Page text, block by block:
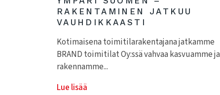
RAKENTAMINEN JATKUU
VAUHDIKKAASTI
Kotimaisena toimitilarakentajana jatkamme
BRAND toimitilat Oy:ssä vahvaa kasvuamme ja
rakennamme...
Lue lisää